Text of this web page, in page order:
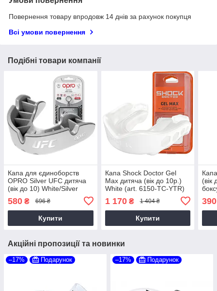
Повернення товару впродовж 14 днів за рахунок покупця
Всі умови повернення
Подібні товари компанії
Капа для єдиноборств
OPRO Silver UFC дитяча
(вік до 10) White/Silver
580 ₴ 696 ₴
Купити
Капа Shock Doctor Gel
Max дитяча (вік до 10р.)
White (art. 6150-TC-YTR)
1 170₴ 1 404 ₴
Купити
390
Акційні пропозиції та новинки
–17% Подарунок –17% Подарунок